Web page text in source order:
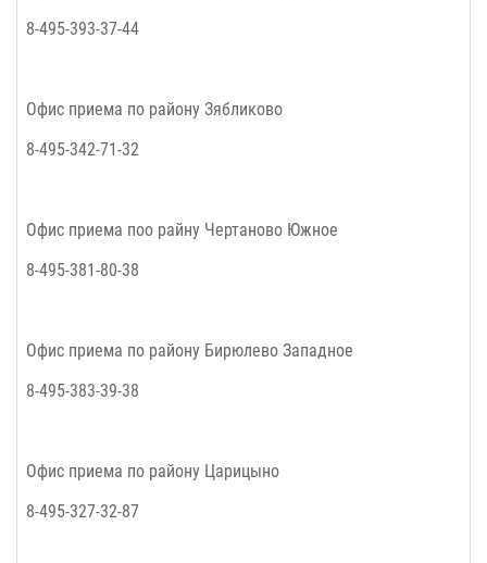
8-495-393-37-44
Офис приема по району Зябликово
8-495-342-71-32
Офис приема поо райну Чертаново Южное
8-495-381-80-38
Офис приема по району Бирюлево Западное
8-495-383-39-38
Офис приема по району Царицыно
8-495-327-32-87